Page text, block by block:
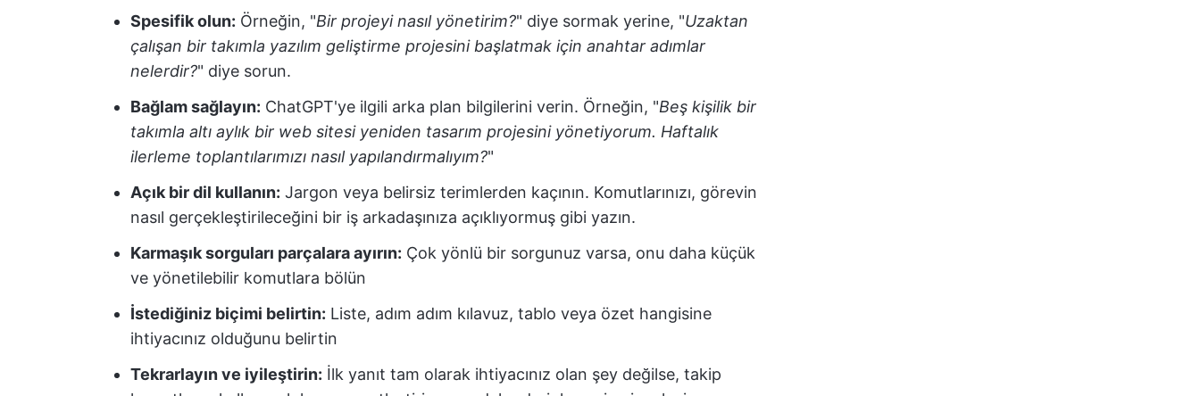
Spesifik olun: Örneğin, "Bir projeyi nasıl yönetirim?" diye sormak yerine, "Uzaktan
çalışan bir takımla yazılım geliştirme projesini başlatmak için anahtar adımlar
nelerdir?" diye sorun.
Bağlam sağlayın: ChatGPT'ye ilgili arka plan bilgilerini verin. Örneğin, "Beş kişilik bir
takımla altı aylık bir web sitesi yeniden tasarım projesini yönetiyorum. Haftalık
ilerleme toplantılarımızı nasıl yapılandırmalıyım?"
Açık bir dil kullanın: Jargon veya belirsiz terimlerden kaçının. Komutlarınızı, görevin
nasıl gerçekleştirileceğini bir iş arkadaşınıza açıklıyormuş gibi yazın.
Karmaşık sorguları parçalara ayırın: Çok yönlü bir sorgunuz varsa, onu daha küçük
ve yönetilebilir komutlara bölün
İstediğiniz biçimi belirtin: Liste, adım adım kılavuz, tablo veya özet hangisine
ihtiyacınız olduğunu belirtin
Tekrarlayın ve iyileştirin: İlk yanıt tam olarak ihtiyacınız olan şey değilse, takip